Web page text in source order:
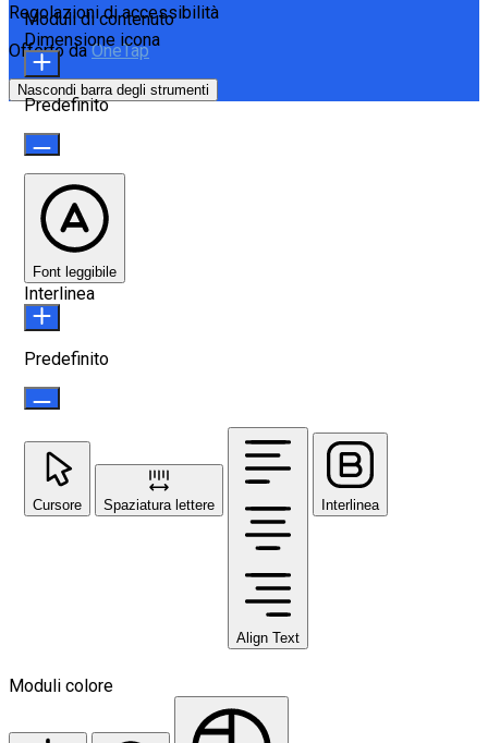
Regolazioni di accessibilità
Offerto daOneTap
Nascondi barra degli strumenti
Moduli di contenuto
Dimensione icona
Predefinito
Font leggibile
Interlinea
Predefinito
Cursore Spaziatura lettere
Align Text
Interlinea
Moduli colore